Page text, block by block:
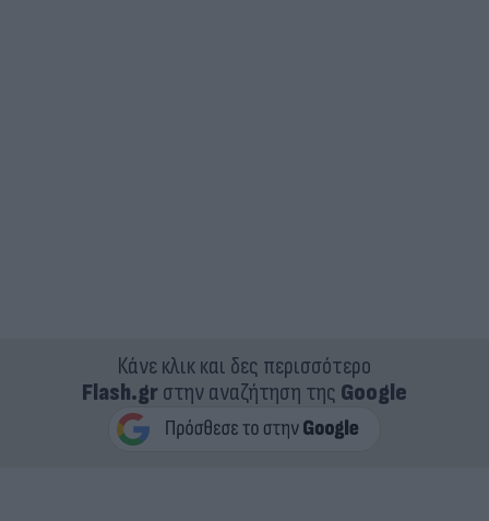
Κάνε κλικ και δες περισσότερο
Flash.grστην αναζήτηση της Google